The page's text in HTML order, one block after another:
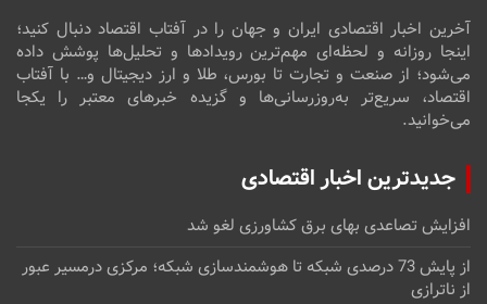
آخرین اخبار اقتصادی ایران و جهان را در آفتاب اقتصاد دنبال کنید؛
اینجا روزانه و لحظه‌ای مهم‌ترین رویدادها و تحلیل‌ها پوشش داده
می‌شود؛ از صنعت و تجارت تا بورس، طلا و ارز دیجیتال و… با آفتاب
اقتصاد، سریع‌تر به‌روزرسانی‌ها و گزیده خبرهای معتبر را یکجا
می‌خوانید.
جدیدترین اخبار اقتصادی
افزایش تصاعدی بهای برق کشاورزی لغو شد
از پایش 73 درصدی شبکه تا هوشمندسازی شبکه؛ مرکزی درمسیر عبور
از ناترازی